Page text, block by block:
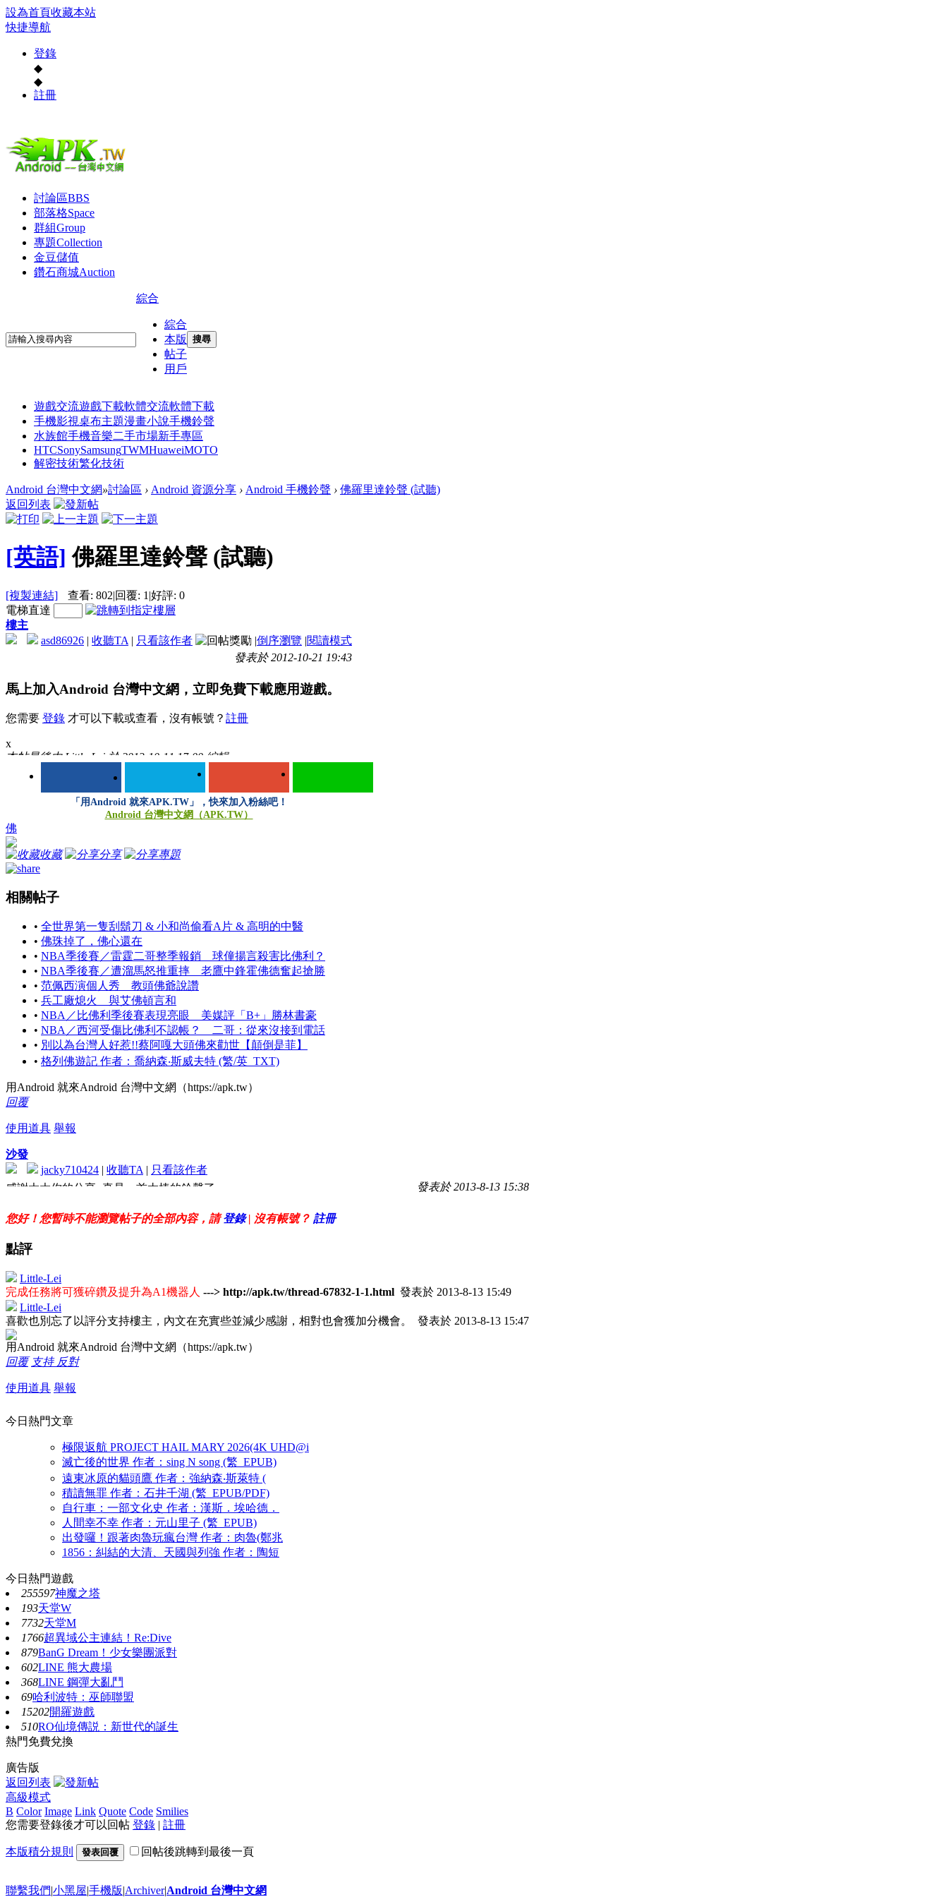
設為首頁收藏本站
快捷導航
登錄
◆
◆
註冊
討論區BBS
部落格Space
群組Group
專題Collection
金豆儲值
鑽石商城Auction
綜合
綜合
本版
帖子
用戶
搜尋
遊戲交流遊戲下載軟體交流軟體下載
手機影視桌布主題漫畫小說手機鈴聲
水族館手機音樂二手市場新手專區
HTCSonySamsungTWMHuaweiMOTO
解密技術繁化技術
Android 台灣中文網»討論區 › Android 資源分享 › Android 手機鈴聲 › 佛羅里達鈴聲 (試聽)
返回列表
[英語] 佛羅里達鈴聲 (試聽)
[複製連結] 查看: 802|回覆: 1 |好評: 0
電梯直達
樓主
asd86926 | 收聽TA | 只看該作者 |倒序瀏覽 |閱讀模式
發表於 2012-10-21 19:43
馬上加入Android 台灣中文網，立即免費下載應用遊戲。
您需要 登錄 才可以下載或查看，沒有帳號？ 註冊
x
本帖最後由 Little-Lei 於 2013-10-11 17:00 編輯
1207061621b3b1caad6acf1155.mp3 (718.29 KB, 下載次數: 50)
「用Android 就來APK.TW」，快來加入粉絲吧！
Android 台灣中文網（APK.TW）
佛
收藏 分享 專題
相關帖子
• 全世界第一隻刮鬍刀 & 小和尚偷看A片 & 高明的中醫
• 佛珠掉了，佛心還在
• NBA季後賽／雷霆二哥整季報銷 球僮揚言殺害比佛利？
• NBA季後賽／遭溜馬怒推重摔 老鷹中鋒霍佛德奮起搶勝
• 范佩西演個人秀 教頭佛爺說讚
• 兵工廠熄火 與艾佛頓言和
• NBA／比佛利季後賽表現亮眼 美媒評「B+」勝林書豪
• NBA／西河受傷比佛利不認帳？ 二哥：從來沒接到電話
• 別以為台灣人好惹!!蔡阿嘎大頭佛來勸世【顛倒是菲】
• 格列佛遊記 作者：喬納森‧斯威夫特 (繁/英_TXT)
用Android 就來Android 台灣中文網（https://apk.tw）
回覆
使用道具 舉報
沙發
jacky710424 | 收聽TA | 只看該作者
發表於 2013-8-13 15:38
感謝大大你的分享~真是一首太棒的鈴聲了
您好！您暫時不能瀏覽帖子的全部內容，請登錄 | 沒有帳號？ 註冊
點評
Little-Lei
完成任務將可獲碎鑽及提升為A1機器人 ---> http://apk.tw/thread-67832-1-1.html 發表於 2013-8-13 15:49
Little-Lei
喜歡也別忘了以評分支持樓主，內文在充實些並減少感謝，相對也會獲加分機會。 發表於 2013-8-13 15:47
用Android 就來Android 台灣中文網（https://apk.tw）
回覆 支持 反對
使用道具 舉報
今日熱門文章
極限返航 PROJECT HAIL MARY 2026(4K UHD@i
滅亡後的世界 作者：sing N song (繁_EPUB)
遠東冰原的貓頭鷹 作者：強納森‧斯萊特 (
積讀無罪 作者：石井千湖 (繁_EPUB/PDF)
自行車：一部文化史 作者：漢斯．埃哈德．
人間幸不幸 作者：元山里子 (繁_EPUB)
出發囉！跟著肉魯玩瘋台灣 作者：肉魯(鄭兆
1856：糾結的大清、天國與列強 作者：陶短
今日熱門遊戲
255597神魔之塔
193天堂W
7732天堂M
1766超異域公主連結！Re:Dive
879BanG Dream！少女樂團派對
602LINE 熊大農場
368LINE 鋼彈大亂鬥
69哈利波特：巫師聯盟
15202開羅遊戲
510RO仙境傳説：新世代的誕生
熱門免費兌換
廣告版
返回列表
高級模式
B Color Image Link Quote Code Smilies
您需要登錄後才可以回帖 登錄 | 註冊
本版積分規則 發表回覆 回帖後跳轉到最後一頁
聯繫我們|小黑屋|手機版|Archiver|Android 台灣中文網